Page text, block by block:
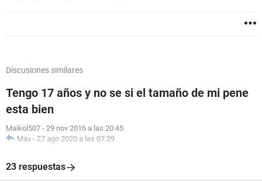
Discusiones similares
Tengo 17 años y no se si el tamaño de mi pene
esta bien
Maikol507 - 29 nov 2016 a las 20:45
Max - 27 ago 2020 a las 07:29
23 respuestas